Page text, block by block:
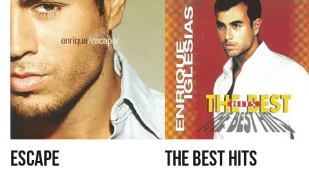
ESCAPE THE BEST HITS